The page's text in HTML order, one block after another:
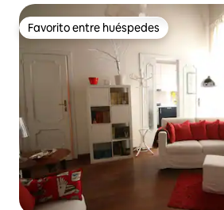
Favorito entre huéspedes
Favorito entre huéspedes